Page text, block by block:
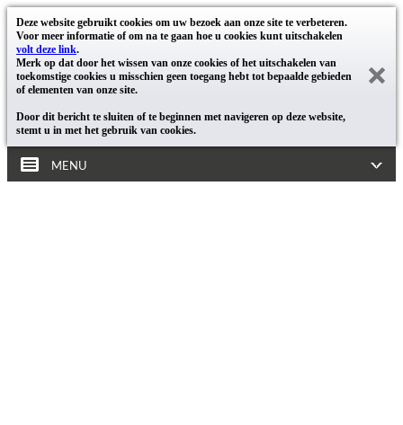
Deze website gebruikt cookies om uw bezoek aan onze site te verbeteren.
Voor meer informatie of om na te gaan hoe u cookies kunt uitschakelen
volt deze link.
Merk op dat door het wissen van onze cookies of het uitschakelen van
toekomstige cookies u misschien geen toegang hebt tot bepaalde gebieden
of elementen van onze site.
Door dit bericht te sluiten of te beginnen met navigeren op deze website,
stemt u in met het gebruik van cookies.
MENU